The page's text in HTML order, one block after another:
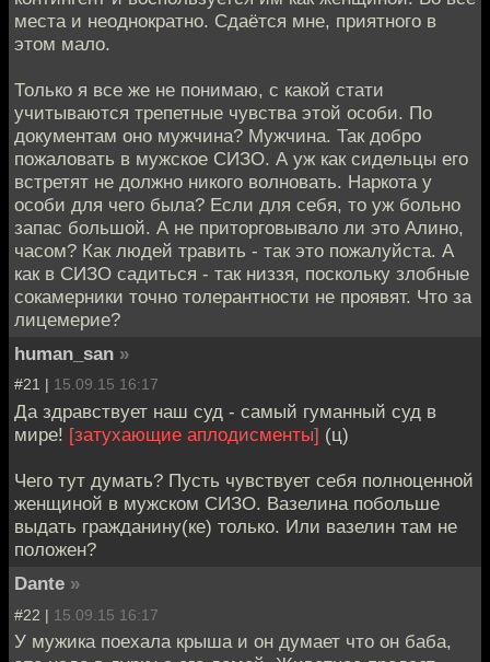
места и неоднократно. Сдаётся мне, приятного в
этом мало.
Только я все же не понимаю, с какой стати
учитываются трепетные чувства этой особи. По
документам оно мужчина? Мужчина. Так добро
пожаловать в мужское СИЗО. А уж как сидельцы его
встретят не должно никого волновать. Наркота у
особи для чего была? Если для себя, то уж больно
запас большой. А не приторговывало ли это Алино,
часом? Как людей травить - так это пожалуйста. А
как в СИЗО садиться - так низзя, поскольку злобные
сокамерники точно толерантности не проявят. Что за
лицемерие?
human_san »
#21 | 15.09.15 16:17
Да здравствует наш суд - самый гуманный суд в
мире! [затухающие аплодисменты] (ц)
Чего тут думать? Пусть чувствует себя полноценной
женщиной в мужском СИЗО. Вазелина побольше
выдать гражданину(ке) только. Или вазелин там не
положен?
Dante »
#22 | 15.09.15 16:17
У мужика поехала крыша и он думает что он баба,